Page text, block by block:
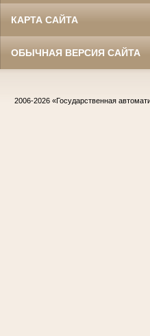
КАРТА САЙТА
ОБЫЧНАЯ ВЕРСИЯ САЙТА
2006-2026 «Государственная